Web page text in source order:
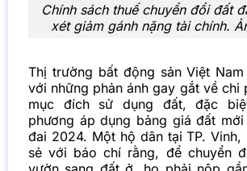
Chính sách thuế chuyển đổi đất
xét giảm gánh nặng tài chính.
Thị trường bất động sản Việt
với những phản ánh gay gắt về chi
mục đích sử dụng đất, đặc
phương áp dụng bảng giá đất
đai 2024. Một hộ dân tại TP. Vinh,
sẻ với báo chí rằng, để chuyển